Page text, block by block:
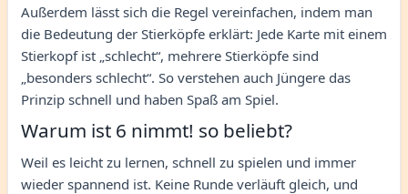
Außerdem lässt sich die Regel vereinfachen, indem man
die Bedeutung der Stierköpfe erklärt: Jede Karte mit einem
Stierkopf ist „schlecht“, mehrere Stierköpfe sind
„besonders schlecht“. So verstehen auch Jüngere das
Prinzip schnell und haben Spaß am Spiel.
Warum ist 6 nimmt! so beliebt?
Weil es leicht zu lernen, schnell zu spielen und immer
wieder spannend ist. Keine Runde verläuft gleich, und